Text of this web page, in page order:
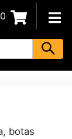
0
botas